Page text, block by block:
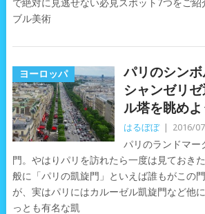
で絶対に見逃せない必見スポット7つをご
ブル美術
ヨーロッパ
パリのシン
シャンゼリ
ル塔を眺めよ
はるぼぼ 2016/
パリのランドマー
門。やはりパリを訪れたら一度は見ておき
般に「パリの凱旋門」といえば誰もがこの
が、実はパリにはカルーゼル凱旋門など他
っとも有名な凱